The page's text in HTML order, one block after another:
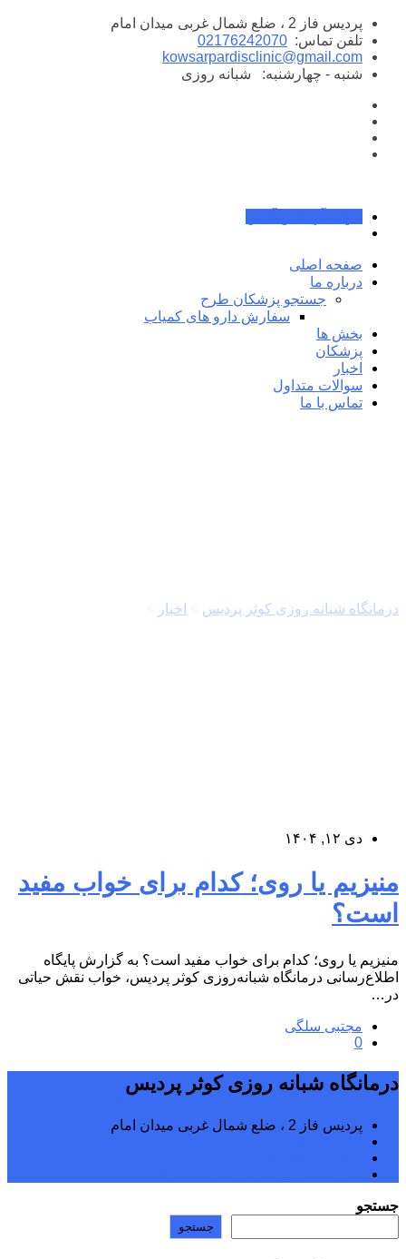
پرش
محتوا
پردیس فاز 2 ، ضلع شمال غربی میدان امام
تلفن تماس: 02176242070
kowsarpardisclinic@gmail.com
شنبه - چهارشنبه:
شبانه روزی
صفحه اصلی
درباره ما
جستجو پزشکان طرح
سفارش دارو های کمیاب
بخش ها
پزشکان
اخبار
سوالات متداول
تماس با ما
درمانگاه شبانه روزی کوثر پردیس اخبار
دی ۱۲, ۱۴۰۴
منیزیم یا روی؛ کدام برای خواب مفید
است؟
منیزیم یا روی؛ کدام برای خواب مفید است؟ به گزارش پایگاه
اطلاع‌رسانی درمانگاه شبانه‌روزی کوثر پردیس، خواب نقش حیاتی
در…
مجتبی سلگی
0
درمانگاه شبانه روزی کوثر پردیس
پردیس فاز 2 ، ضلع شمال غربی میدان امام
جستجو
جستجو